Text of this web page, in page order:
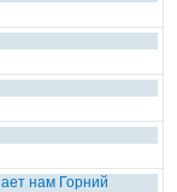
нам Горний